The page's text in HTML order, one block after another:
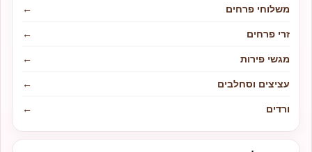
משלוחי פרחים
←
זרי פרחים
←
מגשי פירות
←
עציצים וסחלבים
←
ורדים
←